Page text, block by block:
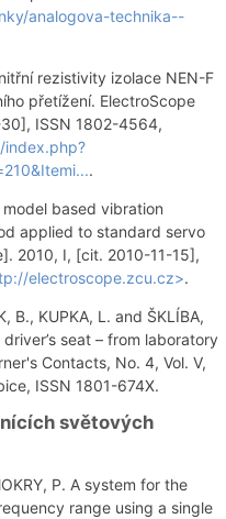
analogova-technika--
rezistivity izolace NEN-F
přetížení. ElectroScope
ISSN 1802-4564,
.
model based vibration
applied to standard servo
2010, I, [cit. 2010-11-15],
electroscope.zcu.cz>.
B., KUPKA, L. and ŠKLÍBA,
seat – from laboratory
Contacts, No. 4, Vol. V,
ISSN 1801-674X.
světových
P. A system for the
range using a single